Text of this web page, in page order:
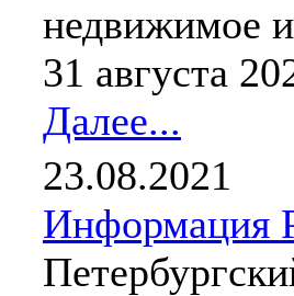
недвижимое
31 августа
Далее...
23.08.2021
Информация